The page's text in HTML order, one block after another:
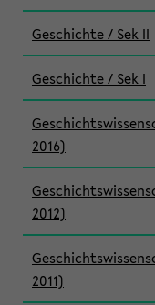
Geschichte / Sek II
Geschichte / Sek I
2016)
2012)
2011)